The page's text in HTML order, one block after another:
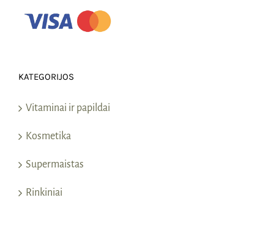
KATEGORIJOS
Vitaminai ir papildai
Kosmetika
Supermaistas
Rinkiniai